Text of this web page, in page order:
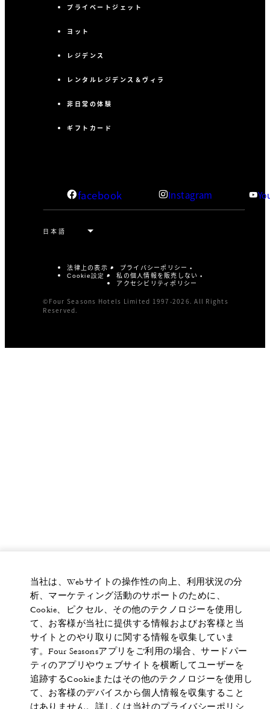
プライベートジェット
ヨット
レジデンス
レンタルレジデンス＆ヴィラ
非日常の体験
ギフトカード
facebook Instagram
法律上の表示 プライバシーポリシー
Cookie設定
私の個人情報を販売しない
アクセシビリティポリシー
©Four Seasons Hotels Limited 1997-2026. All Rights
Reserved.
当社は、Webサイトの操作性の向上、利用状況の分
析、マーケティング活動のサポートのために、
Cookie、ピクセル、その他のテクノロジーを使用し
て、お客様が当社に提供する情報およびお客様と当
サイトとのやり取りに関する情報を収集していま
す。Four Seasonsアプリをご利用の場合、サードパー
ティのアプリやウェブサイトを横断してユーザーを
追跡するCookieまたはその他のテクノロジーを使用し
て、お客様のデバイスから個人情報を収集すること